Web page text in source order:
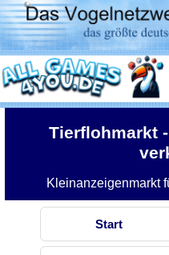
Tierflohmarkt
Kleinanzeigenmarkt
Start